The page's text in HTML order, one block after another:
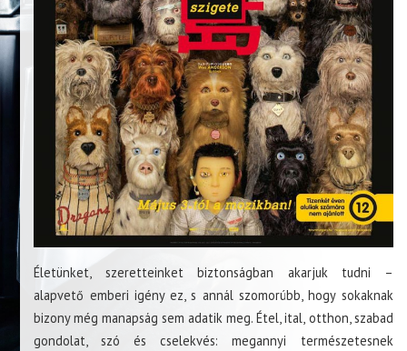
Életünket, szeretteinket biztonságban akarjuk tudni –
alapvető emberi igény ez, s annál szomorúbb, hogy sokaknak
bizony még manapság sem adatik meg. Étel, ital, otthon, szabad
gondolat, szó és cselekvés: megannyi természetesnek